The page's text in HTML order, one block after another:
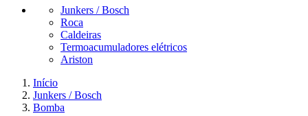
Junkers / Bosch
Roca
Caldeiras
Termoacumuladores elétricos
Ariston
Início
Junkers / Bosch
Bomba